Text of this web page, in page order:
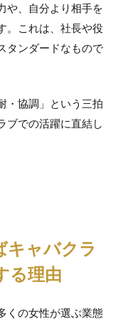
や、自分より相手を
。これは、社長や役
タンダードなもので
・協調」という三拍
ブでの活躍に直結し
キャバクラ
る理由
くの女性が選ぶ業態